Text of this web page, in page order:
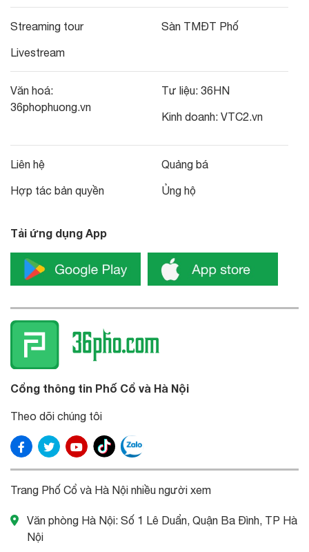
Streaming tour
Livestream
Sàn TMĐT Phố
Văn hoá:
36phophuong.vn
Tư liệu: 36HN
Kinh doanh: VTC2.vn
Liên hệ
Hợp tác bản quyền
Quảng bá
Ủng hộ
Tải ứng dụng App
Cổng thông tin Phố Cổ và Hà Nội
Theo dõi chúng tôi
Trang Phố Cổ và Hà Nội nhiều người xem
Văn phòng Hà Nội: Số 1 Lê Duẩn, Quận Ba Đình, TP Hà
Nội